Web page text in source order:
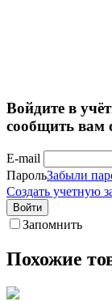
Войдите в
сообщить вам
E-mail
ПарольЗабыли
Создать учетную
Войти
Запомнить
Похожие